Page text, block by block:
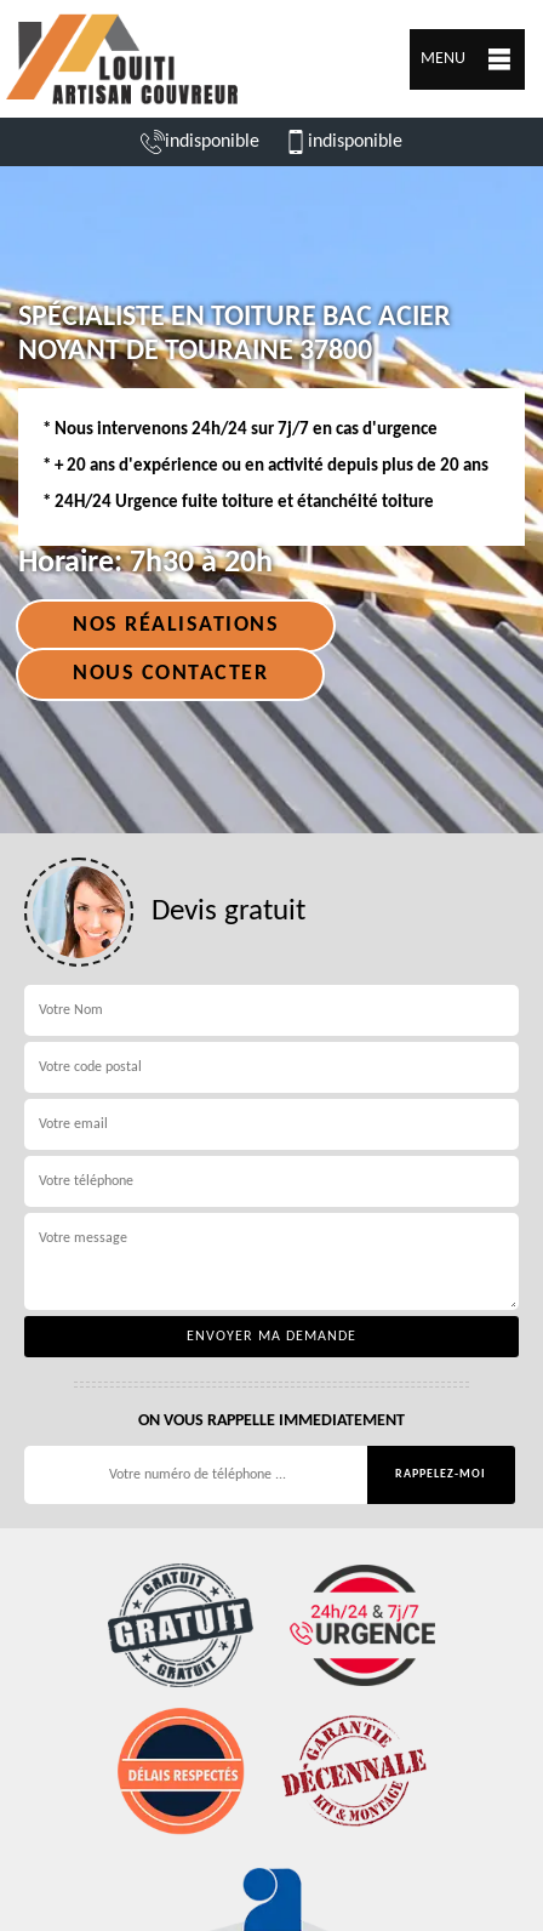
MENU
indisponible indisponible
SPÉCIALISTE EN TOITURE BAC ACIER
NOYANT DE TOURAINE 37800
* Nous intervenons 24h/24 sur 7j/7 en cas d'urgence
* + 20 ans d'expérience ou en activité depuis plus de 20 ans
* 24H/24 Urgence fuite toiture et étanchéité toiture
Horaire:7h30 à 20h
NOS RÉALISATIONS
NOUS CONTACTER
Devis gratuit
ON VOUS RAPPELLE IMMEDIATEMENT